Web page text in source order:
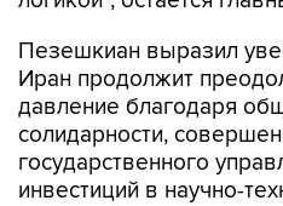
Пезешкиан выразил
Иран продолжит
давление благодаря
солидарности,
государственного
инвестиций в научно-